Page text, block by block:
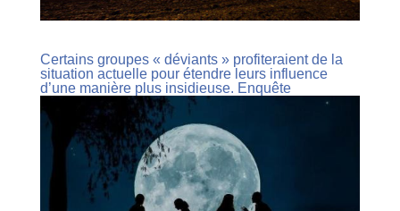
Certains groupes « déviants » profiteraient de la
situation actuelle pour étendre leurs influence
d’une manière plus insidieuse. Enquête